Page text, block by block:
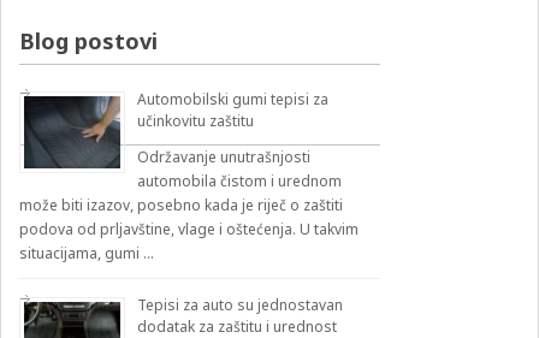
Blog postovi
Automobilski gumi tepisi za
učinkovitu zaštitu
Održavanje unutrašnjosti
automobila čistom i urednom
može biti izazov, posebno kada je riječ o zaštiti
podova od prljavštine, vlage i oštećenja. U takvim
situacijama, gumi …
Tepisi za auto su jednostavan
dodatak za zaštitu i urednost